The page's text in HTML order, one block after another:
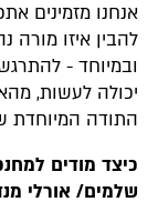
אנחנו מזמינים
להבין איזו
ובמיוחד -
יכולה לעשות,
התודה המיוחדת
כיצד מודים
שלמים/ אורלי